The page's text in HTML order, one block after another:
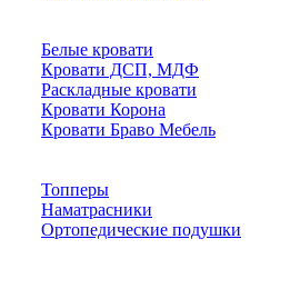
Белые кровати
Кровати ДСП, МДФ
Раскладные кровати
Кровати Корона
Кровати Браво Мебель
Топперы
Наматрасники
Ортопедические подушки